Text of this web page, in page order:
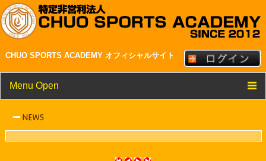
CHUO SPORTS ACADEMY オフィシャルサイト
Menu Open